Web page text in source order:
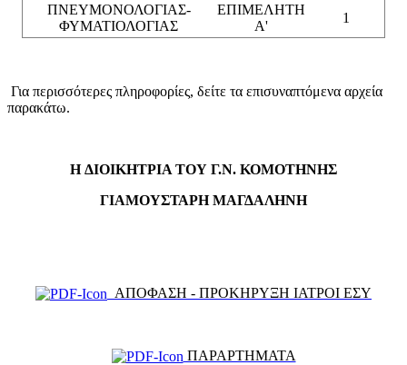
ΠΝΕΥΜΟΝΟΛΟΓΙΑΣ-
ΦΥΜΑΤΙΟΛΟΓΙΑΣ
ΕΠΙΜΕΛΗΤΗ
Α'
1
Για περισσότερες πληροφορίες, δείτε τα επισυναπτόμενα αρχεία
παρακάτω.
Η ΔΙΟΙΚΗΤΡΙΑ ΤΟΥ Γ.Ν. ΚΟΜΟΤΗΝΗΣ
ΓΙΑΜΟΥΣΤΑΡΗΜΑΓΔΑΛΗΝΗ
ΑΠΟΦΑΣΗ - ΠΡΟΚΗΡΥΞΗ ΙΑΤΡΟΙ ΕΣΥ
ΠΑΡΑΡΤΗΜΑΤΑ